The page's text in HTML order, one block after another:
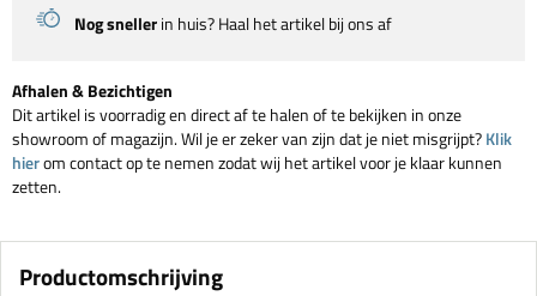
Nog snellerin huis? Haal het artikel bij ons af
Afhalen & Bezichtigen
Dit artikel is voorradig en direct af te halen of te bekijken in onze
showroom of magazijn. Wil je er zeker van zijn dat je niet misgrijpt?Klik
hierom contact op te nemen zodat wij het artikel voor je klaar kunnen
zetten.
Productomschrijving